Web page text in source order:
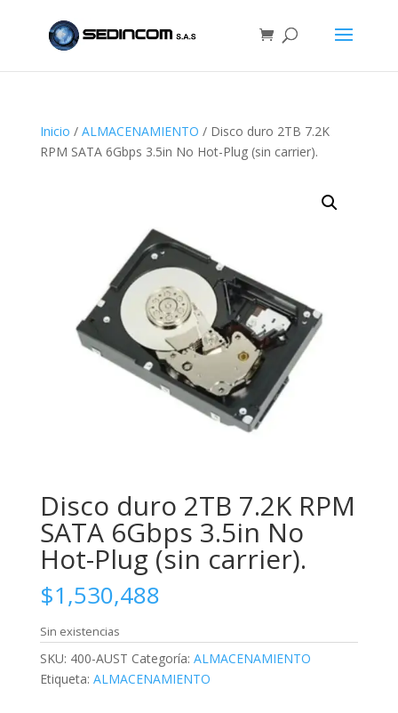
Inicio / ALMACENAMIENTO / Disco duro 2TB 7.2K
RPM SATA 6Gbps 3.5in No Hot-Plug (sin carrier).
Disco duro 2TB 7.2K RPM
SATA 6Gbps 3.5in No
Hot-Plug (sin carrier).
$1,530,488
Sin existencias
SKU: 400-AUST Categoría: ALMACENAMIENTO
Etiqueta: ALMACENAMIENTO